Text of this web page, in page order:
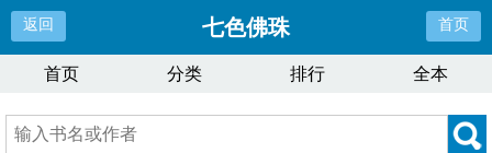
返回 七色佛珠 首页
首页 分类 排行 全本